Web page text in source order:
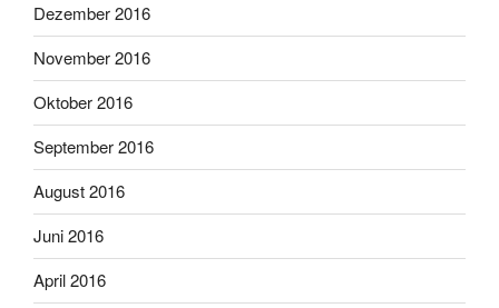
Dezember 2016
November 2016
Oktober 2016
September 2016
August 2016
Juni 2016
April 2016